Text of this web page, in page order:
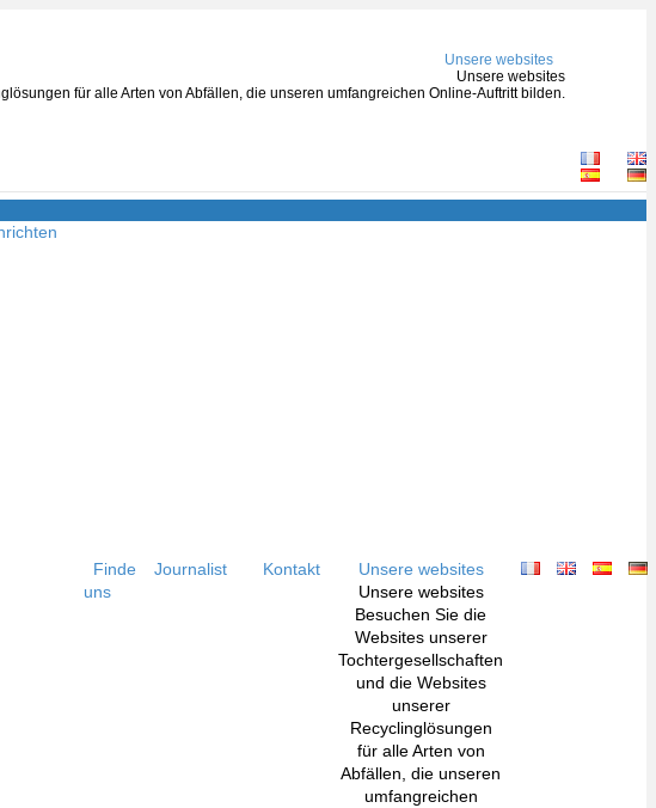
Unsere websites
Unsere websites
für alle Arten von Abfällen, die unseren umfangreichen Online-Auftritt bilden.
Finde
uns
Journalist Kontakt
Unsere websites
Unsere websites
Besuchen Sie die
Websites unserer
Tochtergesellschaften
und die Websites
unserer
Recyclinglösungen
für alle Arten von
Abfällen, die unseren
umfangreichen